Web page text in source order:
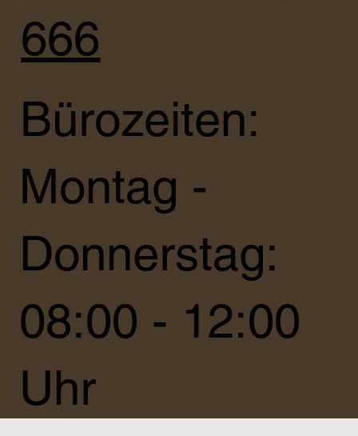
666
Bürozeiten:
Montag -
Donnerstag:
08:00 - 12:00
Uhr